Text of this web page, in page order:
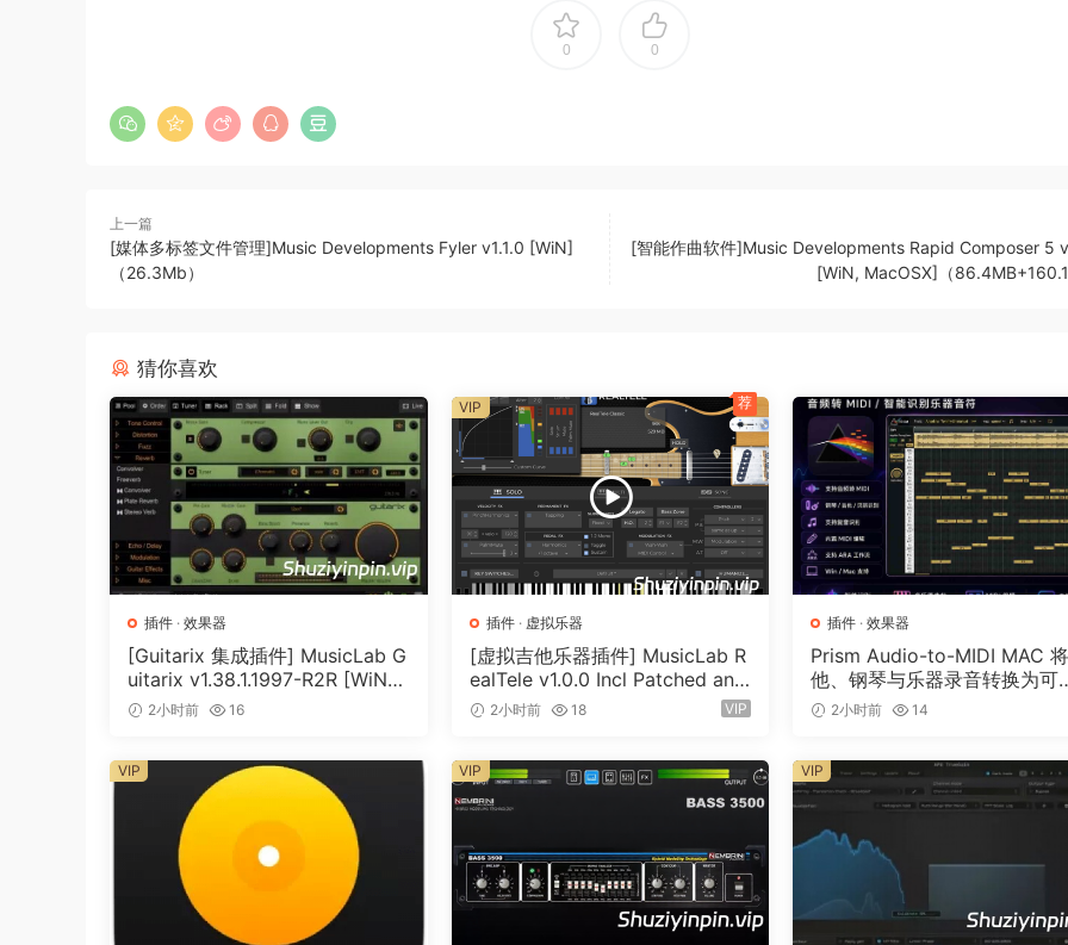
0 0
上一篇
[媒体多标签文件管理]Music Developments Fyler v1.1.0 [WiN]
（26.3Mb）
[智能作曲软件]Music Developments Rapid Composer 5
[WiN, MacOSX]（
猜你喜欢
插件 · 效果器
[Guitarix 集成插件] MusicLab G
uitarix v1.38.1.1997-R2R [WiN]
（7.5MB）
2小时前 16
插件· 虚拟乐器
[虚拟吉他乐器插件] MusicLab R
ealTele v1.0.0 Incl Patched and
Keygen-R2R [WiN]（13.7MB）
2小时前 18 VIP
VIP 荐
插件 ·效果器
Prism Audio-to-MIDI MAC
他、钢琴与乐器录音转换为可
辑 MIDI
2小时前 14
VIP VIP VIP